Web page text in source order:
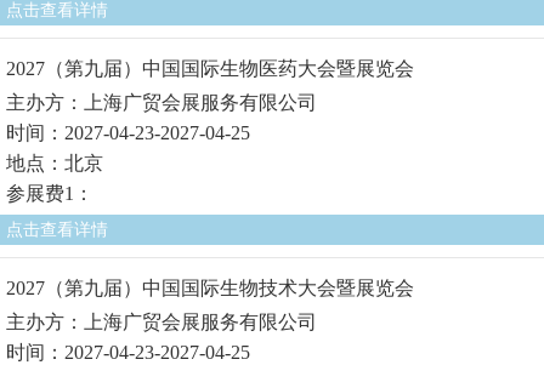
点击查看详情
2027（第九届）中国国际生物医药大会暨展览会
主办方：上海广贸会展服务有限公司
时间：2027-04-23-2027-04-25
地点：北京
参展费1：
点击查看详情
2027（第九届）中国国际生物技术大会暨展览会
主办方：上海广贸会展服务有限公司
时间：2027-04-23-2027-04-25